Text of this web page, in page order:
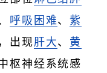
呼吸困难、紫
出现肝大、 黄
枢神经系统感